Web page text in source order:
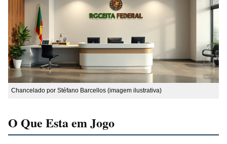
Chancelado por Stéfano Barcellos (imagem ilustrativa)
O Que Esta em Jogo